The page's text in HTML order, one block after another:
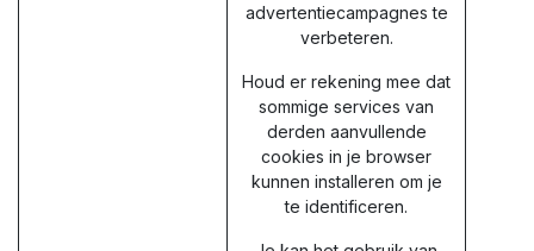
advertentiecampagnes te
verbeteren.
Houd er rekening mee dat
sommige services van
derden aanvullende
cookies in je browser
kunnen installeren om je
te identificeren.